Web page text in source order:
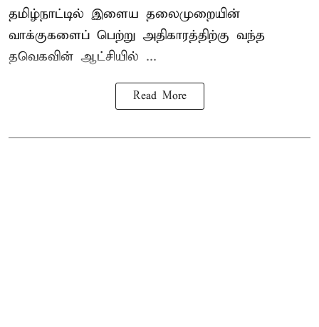
தமிழ்நாட்டில் இளைய தலைமுறையின்
வாக்குகளைப் பெற்று அதிகாரத்திற்கு வந்த
தவெகவின் ஆட்சியில் ...
Read More